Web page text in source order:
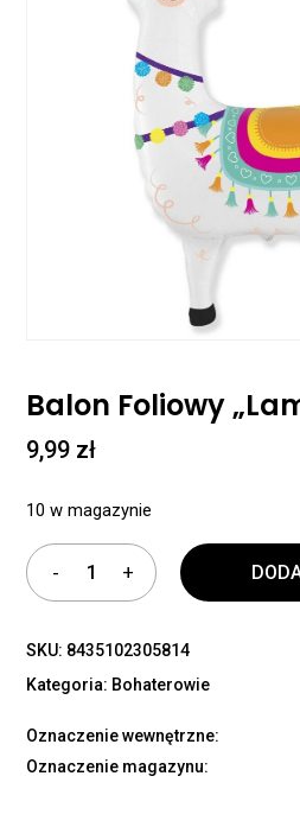
Balon Foliowy
9,99 zł
10 w magazynie
SKU: 8435102305814
Kategoria: Bohaterowie
Oznaczenie wewnętrzne:
Oznaczenie magazynu: